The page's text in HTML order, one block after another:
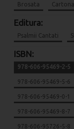
Brosata
Editura:
Psalmii Cantati
ISBN:
978-606-95469-2-5
978-606-95469-5-6
978-606-95469-0-1
978-606-95469-8-7
978-606-95726-5-8